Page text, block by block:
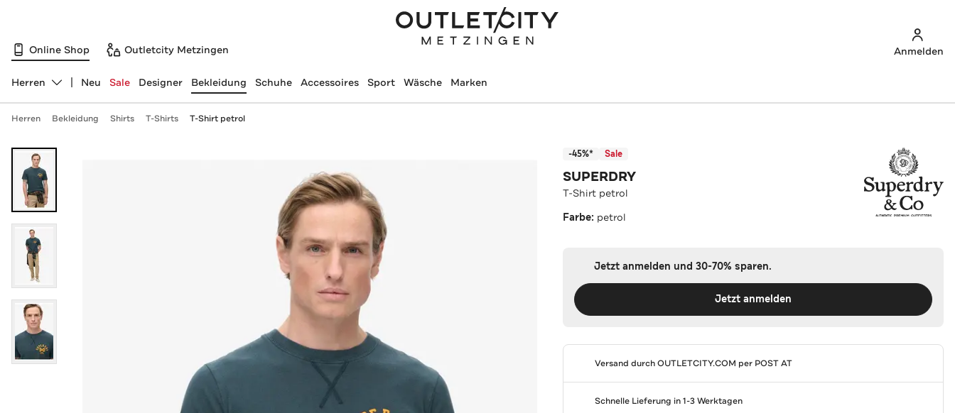
Online Shop Outletcity Metzingen Anmelden
Abteilung ändern, ausgewählt:
Herren Neu Sale Designer Bekleidung Schuhe Accessoires Sport Wäsche Marken
Herren Bekleidung Shirts T-Shirts T-Shirt petrol
-45%* Sale
SUPERDRY
T-Shirt petrol
Farbe: petrol
Jetzt anmelden und 30-70% sparen.
Jetzt anmelden
Versand durchOUTLETCITY.COM per POST AT
Schnelle Lieferung in 1-3 Werktagen